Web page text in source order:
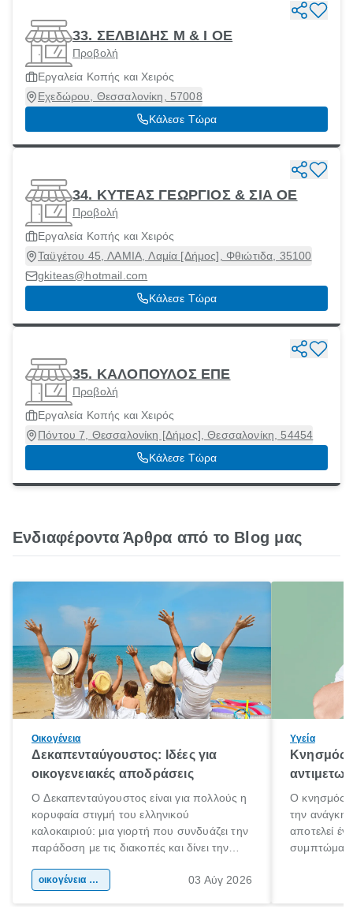
33. ΣΕΛΒΙΔΗΣ Μ & Ι ΟΕ
Προβολή
Εργαλεία Κοπής και Χειρός
Εχεδώρου, Θεσσαλονίκη, 57008
Κάλεσε Τώρα
34. ΚΥΤΕΑΣ ΓΕΩΡΓΙΟΣ & ΣΙΑ ΟΕ
Προβολή
Εργαλεία Κοπής και Χειρός
Ταϋγέτου 45, ΛΑΜΙΑ, Λαμία [Δήμος], Φθιώτιδα, 35100
gkiteas@hotmail.com
Κάλεσε Τώρα
35. ΚΑΛΟΠΟΥΛΟΣ ΕΠΕ
Προβολή
Εργαλεία Κοπής και Χειρός
Πόντου 7, Θεσσαλονίκη [Δήμος], Θεσσαλονίκη, 54454
Κάλεσε Τώρα
Ενδιαφέροντα Άρθρα από το Blog μας
Οικογένεια
Δεκαπενταύγουστος: Ιδέες για
οικογενειακές αποδράσεις
Ο Δεκαπενταύγουστος είναι για πολλούς η
κορυφαία στιγμή του ελληνικού
καλοκαιριού: μια γιορτή που συνδυάζει την
παράδοση με τις διακοπές και δίνει την
χώρας. Είτε πρόκειται για λίγες μέρες
οικογένεια & παιδί 03 Αύγ 2026
Υγεία
Κνησμός:
Ο κνησμός
την ανάγκη
αποτελεί